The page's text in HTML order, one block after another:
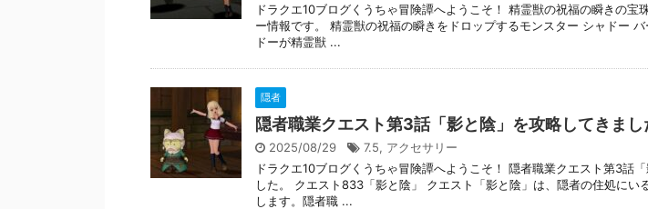
ドラクエ10ブログくうちゃ冒険譚へようこそ！ 精霊獣の祝福の瞬きの宝
ー情報です。 精霊獣の祝福の瞬きをドロップするモンスター シャドー
ドーが精霊獣 ...
隠者
隠者職業クエスト第3話「影と陰」を攻略してきまし
2025/08/29 7.5, アクセサリー
ドラクエ10ブログくうちゃ冒険譚へようこそ！ 隠者職業クエスト第3話
した。 クエスト833「影と陰」 クエスト「影と陰」は、隠者の住処にい
します。隠者職 ...